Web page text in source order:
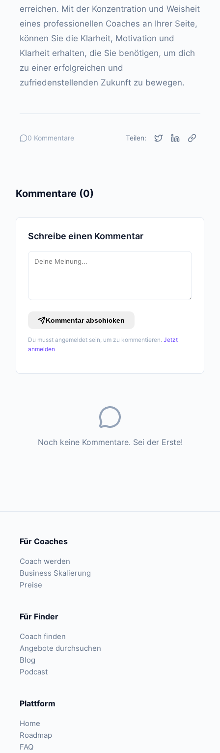
erreichen. Mit der Konzentration und Weisheit
eines professionellen Coaches an Ihrer Seite,
können Sie die Klarheit, Motivation und
Klarheit erhalten, die Sie benötigen, um dich
zu einer erfolgreichen und
zufriedenstellenden Zukunft zu bewegen.
0 Kommentare Teilen:
Kommentare (0)
Schreibe einen Kommentar
Kommentar abschicken
Du musst angemeldet sein, um zu kommentieren. Jetzt
anmelden
Noch keine Kommentare. Sei der Erste!
Für Coaches
Coach werden
Business Skalierung
Preise
Für Finder
Coach finden
Angebote durchsuchen
Blog
Podcast
Plattform
Home
Roadmap
FAQ